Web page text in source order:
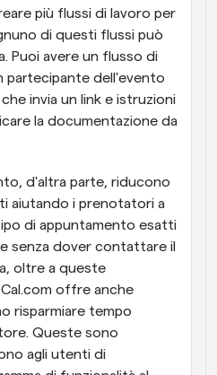
più flussi di lavoro per
di questi flussi può
Puoi avere un flusso di
partecipante dell'evento
invia un link e istruzioni
la documentazione da
d'altra parte, riducono
aiutando i prenotatori a
di appuntamento esatti
senza dover contattare il
oltre a queste
offre anche
risparmiare tempo
Queste sono
agli utenti di